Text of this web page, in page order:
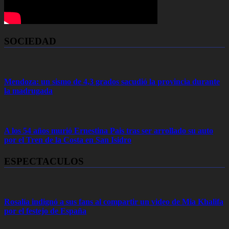
SOCIEDAD
Mendoza: un sismo de 4,3 grados sacudió la provincia durante
la madrugada
A los 54 años murió Ernestina Pais tras ser arrollado su auto
por el Tren de la Costa en San Isidro
ESPECTACULOS
Rosalía indignó a sus fans al compartir un video de Mia Khalifa
por el festejo de España